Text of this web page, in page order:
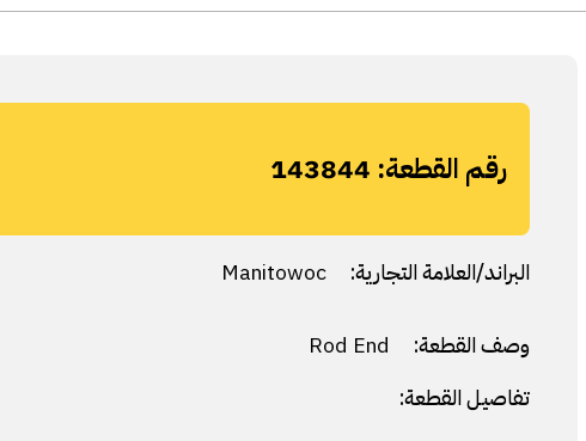
رقم القطعة: 143844
البراند/العلامة التجارية: Manitowoc
وصف القطعة:
تفاصيل القطعة: